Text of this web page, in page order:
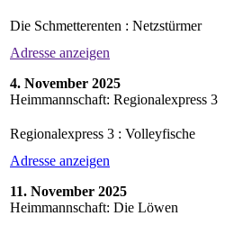
Die Schmetterenten : Netzstürmer
Adresse anzeigen
4. November 2025
Heimmannschaft: Regionalexpress 3
Regionalexpress 3 : Volleyfische
Adresse anzeigen
11. November 2025
Heimmannschaft: Die Löwen